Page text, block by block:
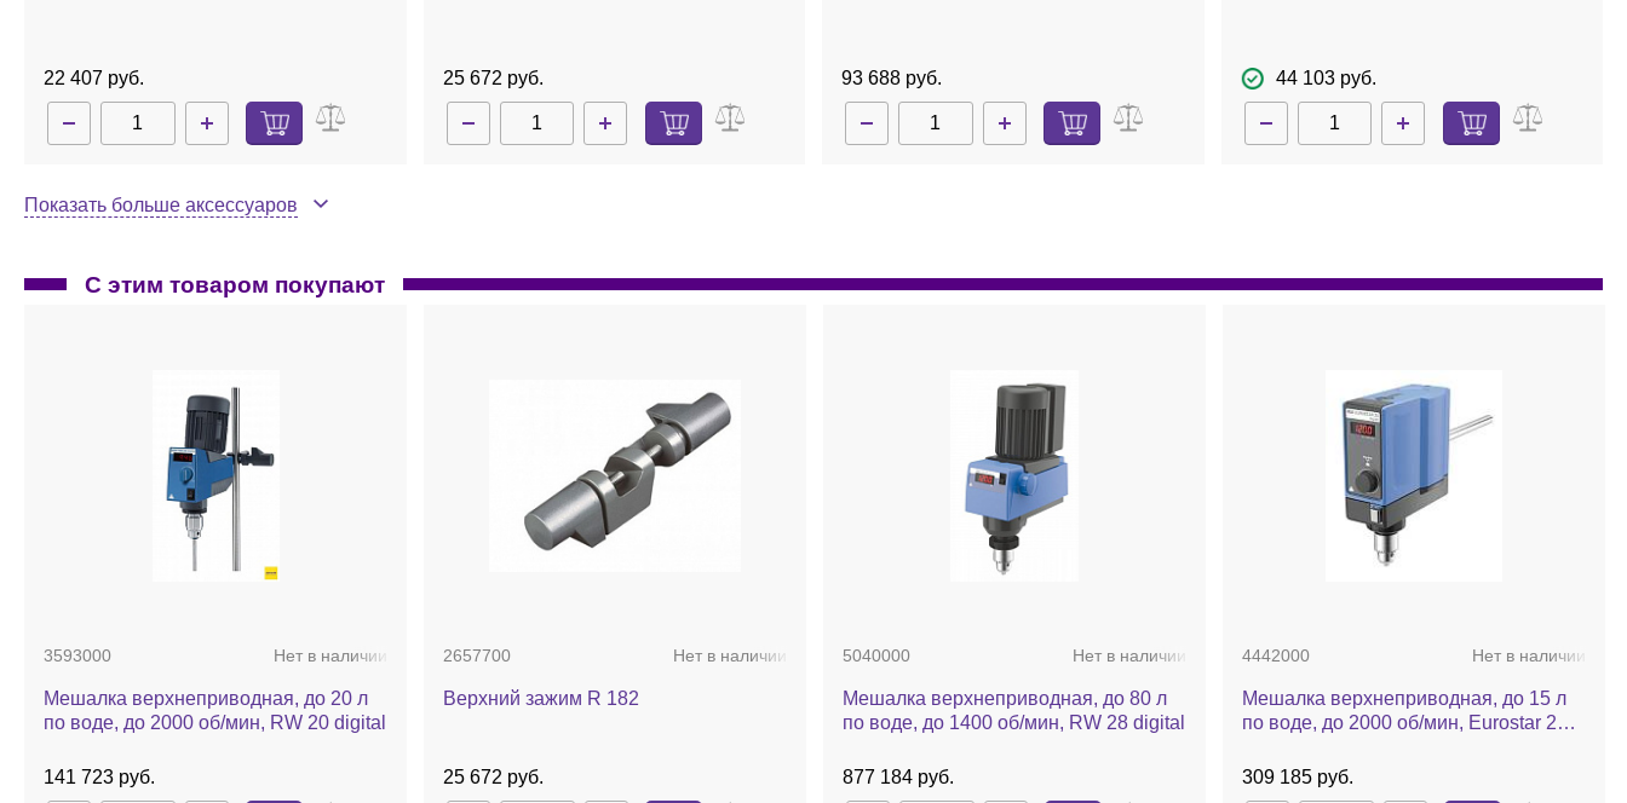
22 407 руб. 25 672 руб. 93 688 руб. 44 103 руб.
Штатив R 1827 с квадратной плитой
Перемешивающий элемент
Перемешивающий элемент
Показать больше аксессуаров
С этим товаром покупают
3593000 Нет в наличии
Мешалка верхнеприводная, до 20 л
по воде, до 2000 об/мин, RW 20 digital
141 723 руб.
2657700 Нет в наличии
Верхний зажим R 182
25 672 руб.
5040000 Нет в наличии
Мешалка верхнеприводная, до 80 л
по воде, до 1400 об/мин, RW 28 digital
877 184 руб.
4442000 Нет в наличии
Мешалка верхнеприводная, до 15 л
по воде, до 2000 об/мин, Eurostar 20
309 185 руб.